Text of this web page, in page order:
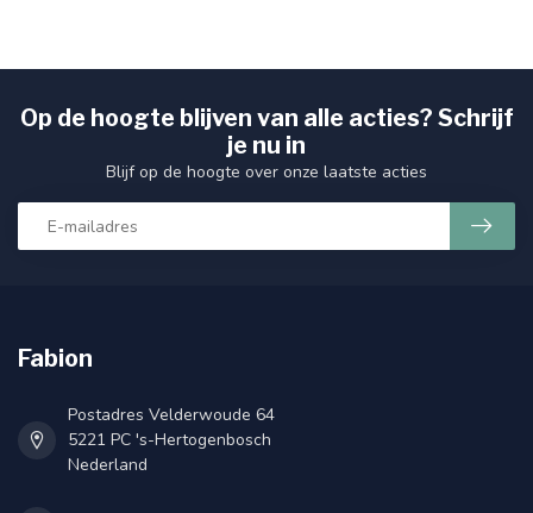
Op de hoogte blijven van alle acties? Schrijf
je nu in
Blijf op de hoogte over onze laatste acties
Fabion
Postadres Velderwoude 64
5221 PC 's-Hertogenbosch
Nederland